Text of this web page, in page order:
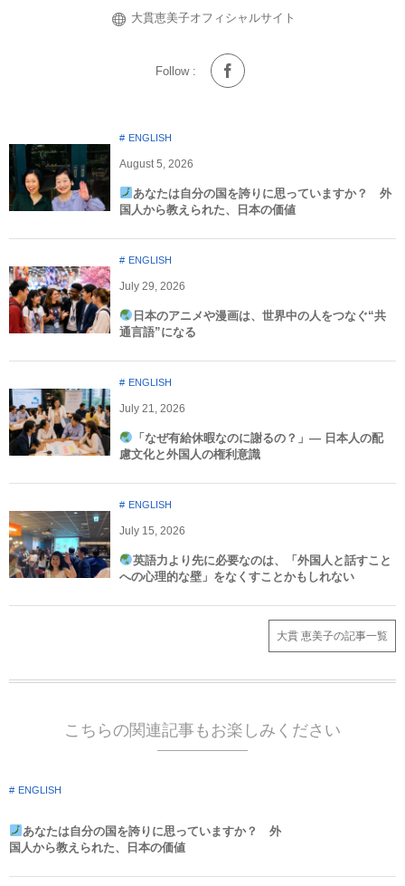
大貫恵美子オフィシャルサイト
Follow :
ENGLISH
August 5, 2026
あなたは自分の国を誇りに思っていますか？ 外
国人から教えられた、日本の価値
ENGLISH
July 29, 2026
日本のアニメや漫画は、世界中の人をつなぐ“共
通言語”になる
ENGLISH
July 21, 2026
「なぜ有給休暇なのに謝るの？」― 日本人の配
慮文化と外国人の権利意識​
ENGLISH
July 15, 2026
英語力より先に必要なのは、「外国人と話すこと
への心理的な壁」をなくすことかもしれない
大貫 恵美子の記事一覧
こちらの関連記事もお楽しみください
ENGLISH
あなたは自分の国を誇りに思っていますか？ 外
国人から教えられた、日本の価値